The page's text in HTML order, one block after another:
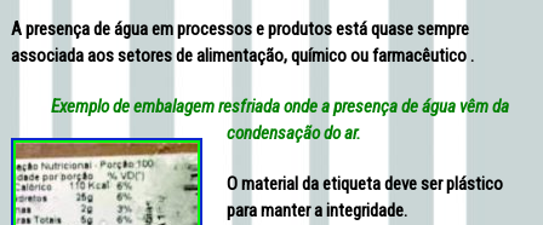
A presença de água em processos e produtos está quase sempre
associada aos setores de alimentação, químico ou farmacêutico .
Exemplo de embalagem resfriada onde a presença de água vêm da
condensação do ar.
O material da etiqueta deve ser plástico
para manter a integridade.